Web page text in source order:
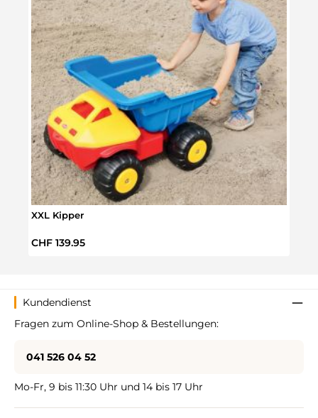
XXL Kipper
Regulärer Preis:
CHF 139.95
Kundendienst
Fragen zum Online-Shop & Bestellungen:
041 526 04 52
Mo-Fr, 9 bis 11:30 Uhr und 14 bis 17 Uhr